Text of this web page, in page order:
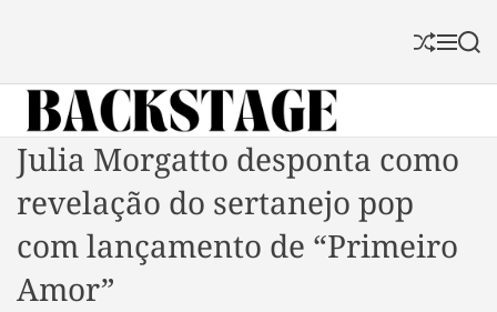
S
f
l
M S
c
h
B
a
c
s
t
Julia Morgatto desponta como
revelação do sertanejo pop
com lançamento de “Primeiro
Amor”